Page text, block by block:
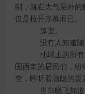
制，就在大气层外的
仅是拉开序幕而已。
惊变。
没有人知道随
地球上的所有
国西京的居民们，
空，聆听着隐隐的轰
当白晓飞知道